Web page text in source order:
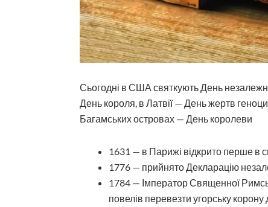
Сьогодні в США святкують День
День короля, в Латвії — День жертв
Багамських островах — День королеви
1631 — в Парижі відкрито перше в
1776 — прийнято Декларацію
1784 — Імператор Священної
повелів перевезти угорську корону